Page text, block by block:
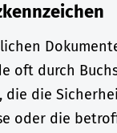
oft durch
die die
oder die